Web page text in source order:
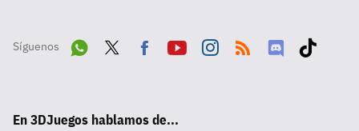
Síguenos
pp
ok
En 3DJuegos hablamos de...